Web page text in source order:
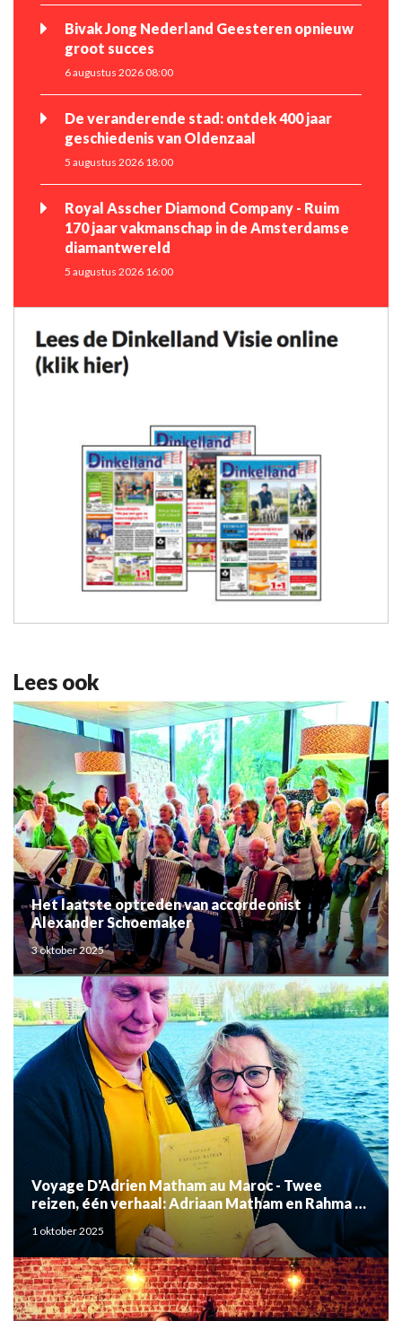
Bivak Jong Nederland Geesteren opnieuw
groot succes
6 augustus 2026 08:00
De veranderende stad: ontdek 400 jaar
geschiedenis van Oldenzaal
5 augustus 2026 18:00
Royal Asscher Diamond Company - Ruim
170 jaar vakmanschap in de Amsterdamse
diamantwereld
5 augustus 2026 16:00
Lees ook
Het laatste optreden van accordeonist
Alexander Schoemaker
3 oktober 2025
Voyage D'Adrien Matham au Maroc - Twee
reizen, één verhaal: Adriaan Matham en Rahma el
Mouden
1 oktober 2025